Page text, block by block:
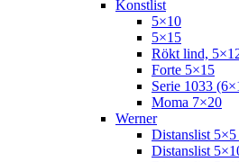
Konstlist
5×10
5×15
Rökt lind,
Forte 5×15
Serie 1033
Moma 7×20
Werner
Distanslist
Distanslist